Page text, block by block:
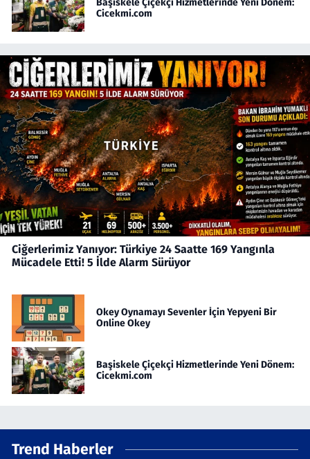
Cicekmi.com
Ciğerlerimiz Yanıyor: Türkiye 24 Saatte 169 Yangınla
Mücadele Etti! 5 İlde Alarm Sürüyor
Okey Oynamayı Sevenler İçin Yepyeni Bir
Online Okey
Başiskele Çiçekçi Hizmetlerinde Yeni Dönem:
Cicekmi.com
Trend Haberler